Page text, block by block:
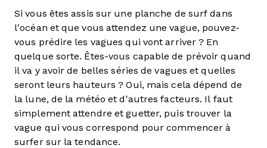
Si vous êtes assis sur une planche de surf dans
l'océan et que vous attendez une vague, pouvez-
vous prédire les vagues qui vont arriver ? En
quelque sorte. Êtes-vous capable de prévoir quand
il va y avoir de belles séries de vagues et quelles
seront leurs hauteurs ? Oui, mais cela dépend de
la lune, de la météo et d'autres facteurs. Il faut
simplement attendre et guetter, puis trouver la
vague qui vous correspond pour commencer à
surfer sur la tendance.